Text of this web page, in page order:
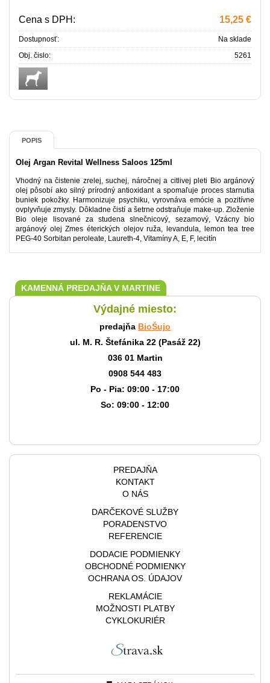
Cena s DPH: 15,25 €
Dostupnosť:
Na sklade
Obj. čislo:
5261
POPIS
Olej Argan Revital Wellness Saloos 125ml
Vhodný na čistenie zrelej, suchej, náročnej a citlivej pleti Bio argánový
olej pôsobí ako silný prírodný antioxidant a spomaľuje proces starnutia
buniek pokožky. Harmonizuje psychiku, vyrovnáva emócie a pozitívne
ovplyvňuje zmysly. Dôkladne čistí a šetrne odstraňuje make-up. Zloženie
Bio oleje lisované za studena slnečnicový, sezamový, Vzácny bio
argánový olej Zmes éterických olejov ruža, levandula, lemon tea tree
PEG-40 Sorbitan peroleate, Laureth-4, Vitamíny A, E, F, lecitín
KAMENNÁ PREDAJŇA V MARTINE
Výdajné miesto:
predajňa BioŠujo
ul. M. R. Štefánika 22 (Pasáž 22)
036 01 Martin
0908 544 483
Po - Pia: 09:00 - 17:00
So: 09:00 - 12:00
PREDAJŇA
KONTAKT
O NÁS
DARČEKOVÉ SLUŽBY
PORADENSTVO
REFERENCIE
DODACIE PODMIENKY
OBCHODNÉ PODMIENKY
OCHRANA OS. ÚDAJOV
REKLAMÁCIE
MOŽNOSTI PLATBY
CYKLOKURIÉR